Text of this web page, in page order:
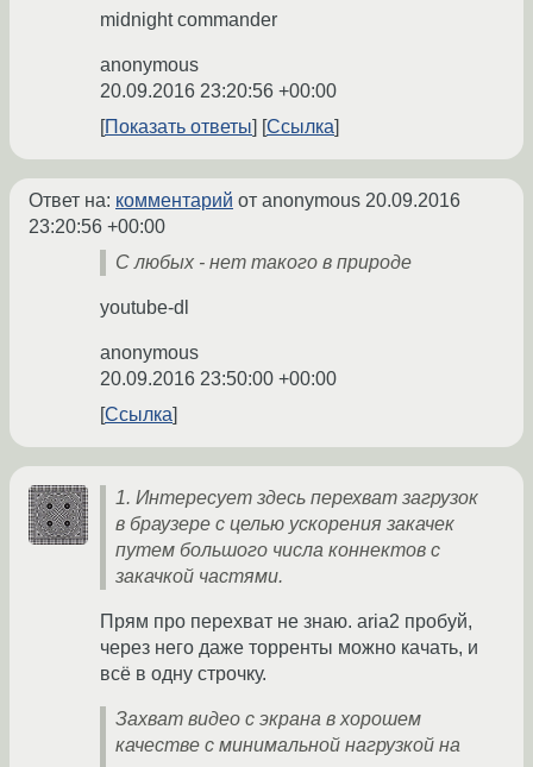
midnight commander
anonymous
20.09.2016 23:20:56 +00:00
Показать ответы
Ссылка
Ответ на: комментарий от anonymous 20.09.2016
23:20:56 +00:00
С любых - нет такого в природе
youtube-dl
anonymous
20.09.2016 23:50:00 +00:00
Ссылка
1. Интересует здесь перехват загрузок
в браузере с целью ускорения закачек
путем большого числа коннектов с
закачкой частями.
Прям про перехват не знаю. aria2 пробуй,
через него даже торренты можно качать, и
всё в одну строчку.
Захват видео с экрана в хорошем
качестве с минимальной нагрузкой на